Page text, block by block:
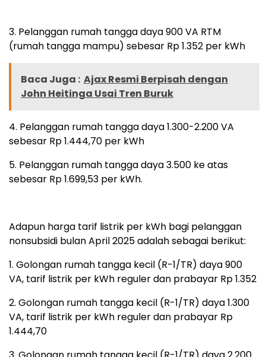
3. Pelanggan rumah tangga daya 900 VA RTM
(rumah tangga mampu) sebesar Rp 1.352 per kWh
Baca Juga : Ajax Resmi Berpisah dengan
John Heitinga Usai Tren Buruk
4. Pelanggan rumah tangga daya 1.300-2.200 VA
sebesar Rp 1.444,70 per kWh
5. Pelanggan rumah tangga daya 3.500 ke atas
sebesar Rp 1.699,53 per kWh.
Adapun harga tarif listrik per kWh bagi pelanggan
nonsubsidi bulan April 2025 adalah sebagai berikut:
1. Golongan rumah tangga kecil (R-1/TR) daya 900
VA, tarif listrik per kWh reguler dan prabayar Rp 1.352
2. Golongan rumah tangga kecil (R-1/TR) daya 1.300
VA, tarif listrik per kWh reguler dan prabayar Rp
1.444,70